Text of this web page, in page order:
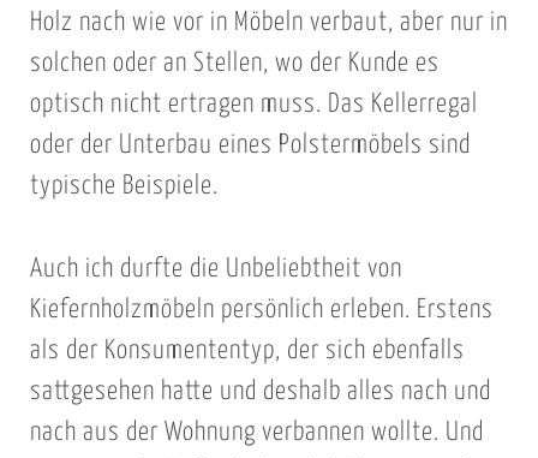
Holz nach wie vor in Möbeln verbaut, aber nur in
solchen oder an Stellen, wo der Kunde es
optisch nicht ertragen muss. Das Kellerregal
oder der Unterbau eines Polstermöbels sind
typische Beispiele.
Auch ich durfte die Unbeliebtheit von
Kiefernholzmöbeln persönlich erleben. Erstens
als der Konsumententyp, der sich ebenfalls
sattgesehen hatte und deshalb alles nach und
nach aus der Wohnung verbannen wollte. Und